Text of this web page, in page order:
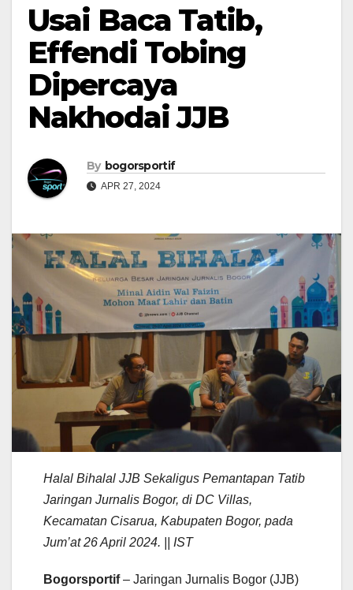
Usai Baca Tatib,
Effendi Tobing
Dipercaya
Nakhodai JJB
By bogorsportif
APR 27, 2024
Halal Bihalal JJB Sekaligus Pemantapan Tatib
Jaringan Jurnalis Bogor, di DC Villas,
Kecamatan Cisarua, Kabupaten Bogor, pada
Jum’at 26 April 2024. || IST
Bogorsportif– Jaringan Jurnalis Bogor (JJB)